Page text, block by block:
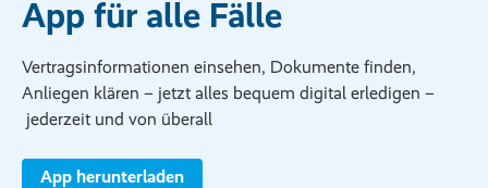
App für alle Fälle
Vertragsinformationen einsehen, Dokumente finden,
Anliegen klären – jetzt alles bequem digital erledigen –
jederzeit und von überall
App herunterladen